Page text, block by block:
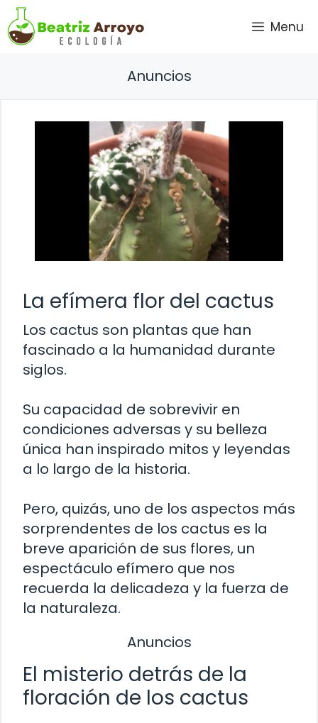
Saltar
al
contenido
Menu
Anuncios
La efímera flor del cactus
Los cactus son plantas que han
fascinado a la humanidad durante
siglos.
Su capacidad de sobrevivir en
condiciones adversas y su belleza
única han inspirado mitos y leyendas
a lo largo de la historia.
Pero, quizás, uno de los aspectos más
sorprendentes de los cactus es la
breve aparición de sus flores, un
espectáculo efímero que nos
recuerda la delicadeza y la fuerza de
la naturaleza.
Anuncios
El misterio detrás de la
floración de los cactus